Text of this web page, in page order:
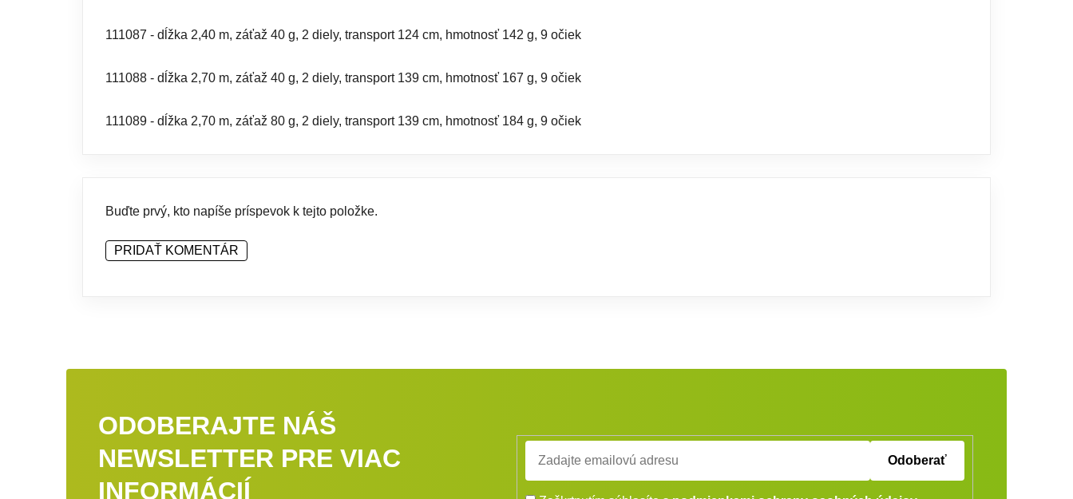
111087 - dĺžka 2,40 m, záťaž 40 g, 2 diely, transport 124 cm, hmotnosť 142 g, 9 očiek
111088 - dĺžka 2,70 m, záťaž 40 g, 2 diely, transport 139 cm, hmotnosť 167 g, 9 očiek
111089 - dĺžka 2,70 m, záťaž 80 g, 2 diely, transport 139 cm, hmotnosť 184 g, 9 očiek
Buďte prvý, kto napíše príspevok k tejto položke.
PRIDAŤ KOMENTÁR
ODOBERAJTE NÁŠ
NEWSLETTER PRE VIAC
INFORMÁCIÍ
Odoberať